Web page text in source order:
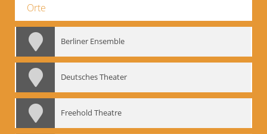
Orte
Berliner Ensemble
Deutsches Theater
Freehold Theatre